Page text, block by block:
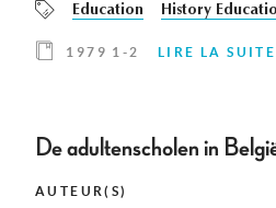
Education History
1979 1-2 LIRE LA SUITE
De adultenscholen in
AUTEUR(S)